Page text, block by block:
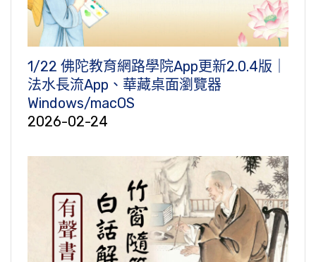
1/22 佛陀教育網路學院App更新2.0.4版｜
法水長流App、華藏桌面瀏覽器
Windows/macOS
2026-02-24